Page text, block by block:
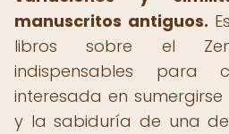
manuscritos antiguos.
libros sobre el
indispensables para
interesada en
y la sabiduría de una